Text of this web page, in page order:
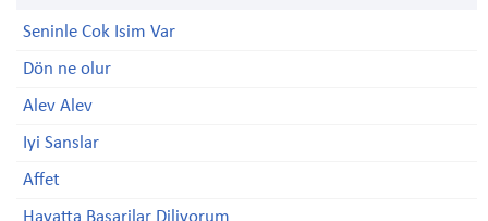
Seninle Cok Isim Var
Dön ne olur
Alev Alev
Iyi Sanslar
Affet
Hayatta Basarilar Diliyorum